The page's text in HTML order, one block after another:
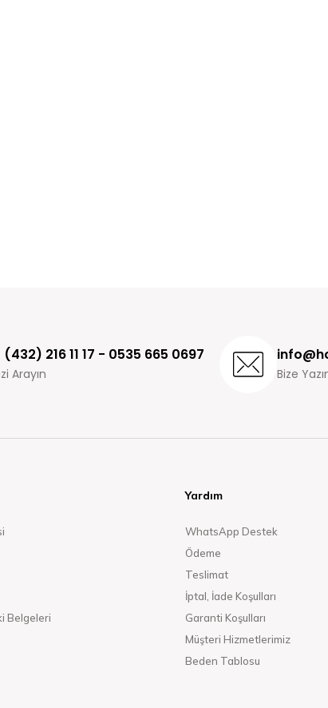
(432) 216 11 17 - 0535 665 0697
Arayın Bize
Belgeleri
Yardım
WhatsApp Destek
Ödeme
Teslimat
İptal, İade Koşulları
Garanti Koşulları
Müşteri Hizmetlerimiz
Beden Tablosu